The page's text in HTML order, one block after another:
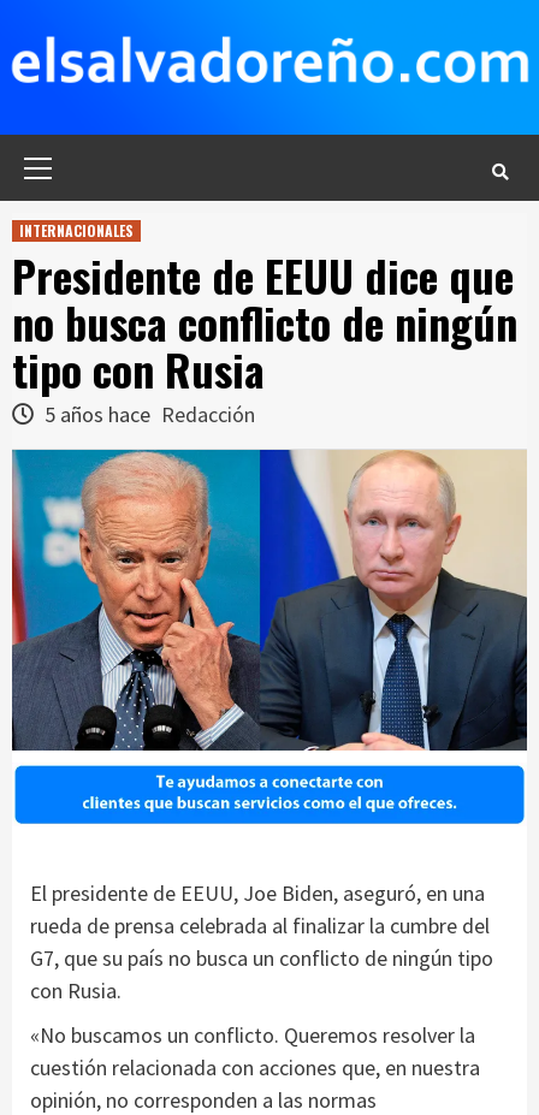
contenido
INTERNACIONALES
Presidente de EEUU dice que
no busca conflicto de ningún
tipo con Rusia
5 años hace Redacción
El presidente de EEUU, Joe Biden, aseguró, en una
rueda de prensa celebrada al finalizar la cumbre del
G7, que su país no busca un conflicto de ningún tipo
con Rusia.
«No buscamos un conflicto. Queremos resolver la
cuestión relacionada con acciones que, en nuestra
opinión, no corresponden a las normas